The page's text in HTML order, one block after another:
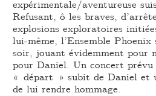
expérimentale/aventureuse
Refusant, ô les braves,
explosions exploratoires
lui-même, l’Ensemble Phoenix
soir, jouant évidemment pour
pour Daniel. Un concert
« départ » subit de Daniel et
de lui rendre hommage.